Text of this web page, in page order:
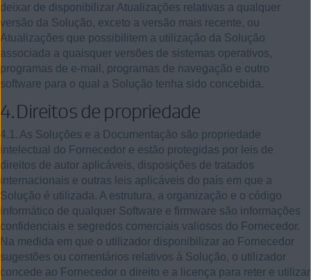
deixar de disponibilizar Atualizações relativas a qualquer
versão da Solução, exceto a versão mais recente, ou
Atualizações que possibilitem a utilização da Solução
associada a quaisquer versões de sistemas operativos,
programas de e-mail, programas de navegação e outro
software para o qual a Solução tenha sido concebida.
4.Direitos de propriedade
4.1. As Soluções e a Documentação são propriedade
intelectual do Fornecedor e estão protegidas por leis de
direitos de autor aplicáveis, disposições de tratados
internacionais e outras leis aplicáveis do país em que a
Solução é utilizada. A estrutura, a organização e o código
informático de qualquer Software e firmware são informações
confidenciais e segredos comerciais valiosos do Fornecedor.
Na medida em que o utilizador disponibilizar ao Fornecedor
sugestões ou comentários relativos à Solução, o utilizador
concede ao Fornecedor o direito e a licença para reter e utilizar